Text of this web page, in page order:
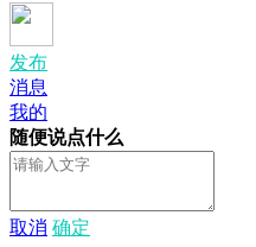
发布
消息
我的
随便说点什么
取消 确定